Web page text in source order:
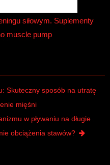
siłowym. Suplementy
muscle pump
Skuteczny sposób na utratę
mięśni
w pływaniu na długie
obciążenia stawów?